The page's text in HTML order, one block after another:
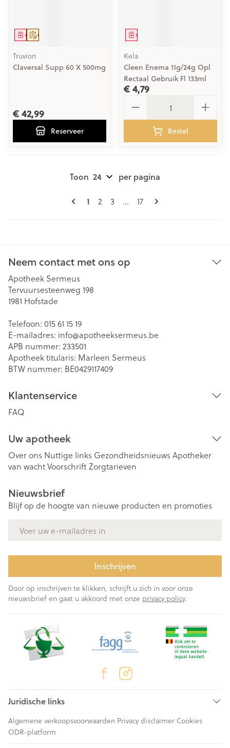
Op voorschrift
Geneesmiddel
Truvion
Claversal Supp 60 X 500mg
€ 42,99
Reserveer
Geneesmiddel
Kela
Cleen Enema 11g/24g Opl
Rectaal Gebruik Fl 133ml
€ 4,79
Bestel
Pagina's
U lees momenteel pagina
1 Pagina
2 Pagina
3 ... Pagina
17
Toon per pagina
Neem contact met ons op
Apotheek Sermeus
Tervuursesteenweg 198
1981 Hofstade
Telefoon: 015 61 15 19
E-mailadres: info@apotheeksermeus.be
APB nummer: 233501
Apotheek titularis: Marleen Sermeus
BTW nummer: BE0429117409
Klantenservice
FAQ
Uw apotheek
Over ons Nuttige links Gezondheidsnieuws Apotheker
van wachtVoorschriftZorgtarieven
Nieuwsbrief
Blijf op de hoogte van nieuwe producten en promoties
Inschrijven
Door op inschrijven te klikken, schrijft u zich in voor onze
nieuwsbrief en gaat u akkoord met onze privacy policy.
Juridische links
Algemene verkoopsvoorwaarden Privacy disclaimer Cookies
ODR-platform